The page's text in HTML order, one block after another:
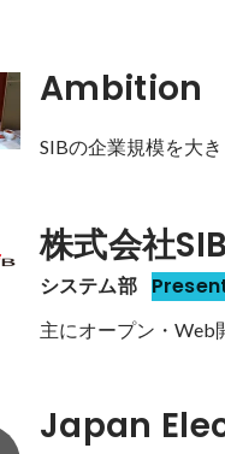
Ambition
SIBの企業規模を大
株式会社SIB
システム部
主にオープン・Web
Japan